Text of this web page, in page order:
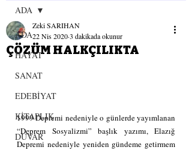
SANAT
GİRİŞ YAP
ADA
HAYAT
SANAT
EDEBİYAT
KİTAPLIK
DUVAR
ADA
ÇÖZÜM HALKÇILIKTA
Zeki SARIHAN
22 Nis 20203 dakikada okunur
1999 Depremi nedeniyle o günlerde yayımlanan
“Deprem Sosyalizmi” başlık yazımı, Elazığ
Depremi nedeniyle yeniden gündeme getirmem